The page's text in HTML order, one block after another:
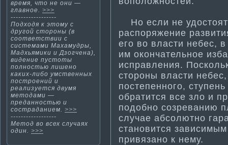
время, что не они —
главное. >>>
------------------
Подходя к этому с
другой стороны (в
соответствии с
система­ми Махамудры,
Мадхьямики и Дзогчена),
видение пустоты
полностью лишено
каких-либо умственных
построений и
реализуется двумя
методами —
преданностью и
состраданием. >>>
------------------
Метοд во всех случаях
один. >>>
Но если не
распоряжение
его во власти­ небес,
им окончательное
исправления.
стороны власти­
постепенного,
обрати­тся все зло и
подобно созреванию
случае абсолютно
становится
привязано к нему.